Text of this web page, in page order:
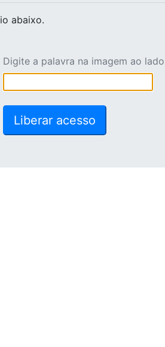
abaixo.
Digite a palavra na imagem ao